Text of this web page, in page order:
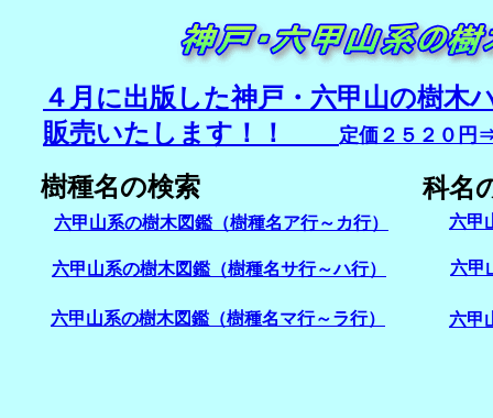
樹種名の検索
六甲山系の樹木図鑑（樹種名ア行～カ行）
六甲山系の樹木図鑑（樹種名サ行～ハ行）
六甲山系の樹木図鑑（樹種名マ行～ラ行）
科名
六甲
六甲
六甲
４月に出版した神戸・六甲山の樹木
販売いたします！！
定価２５２０円